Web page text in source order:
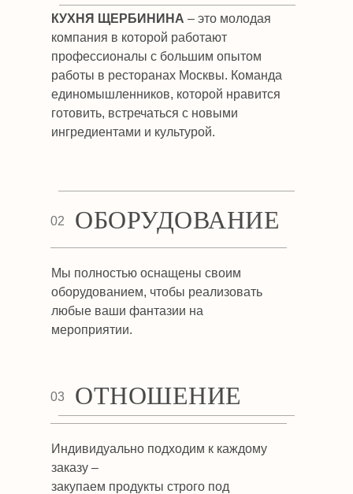
КУХНЯ ЩЕРБИНИНА – это молодая
компания в которой работают
профессионалы с большим опытом
работы в ресторанах Москвы. Команда
единомышленников, которой нравится
готовить, встречаться с новыми
ингредиентами и культурой.
ОБОРУДОВАНИЕ
Мы полностью оснащены своим
оборудованием, чтобы реализовать
любые ваши фантазии на
мероприятии.
02
ОТНОШЕНИЕ
Индивидуально подходим к каждому
заказу –
закупаем продукты строго под
03